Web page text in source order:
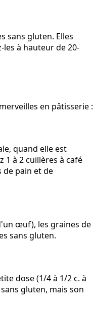
sans gluten. Elles
à hauteur de 20-
en pâtisserie :
quand elle est
1 à 2 cuillères à café
de pain et de
œuf), les graines de
sans gluten.
dose (1/4 à 1/2 c. à
gluten, mais son